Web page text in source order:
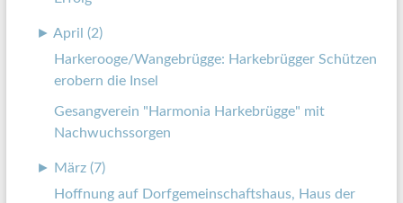
► April (2)
Harkerooge/Wangebrügge: Harkebrügger Schützen
erobern die Insel
Gesangverein "Harmonia Harkebrügge" mit
Nachwuchssorgen
►
März (7)
Hoffnung auf Dorfgemeinschaftshaus, Haus der